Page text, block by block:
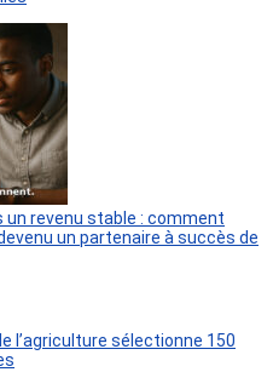
un revenu stable : comment
un partenaire à succès de
l’agriculture sélectionne 150